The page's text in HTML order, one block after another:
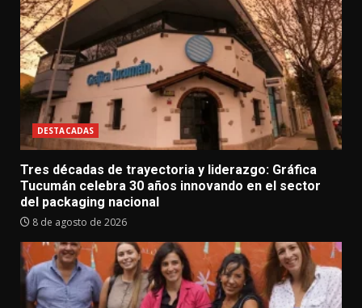
DESTACADAS
Tres décadas de trayectoria y liderazgo: Gráfica
Tucumán celebra 30 años innovando en el sector
del packaging nacional
8 de agosto de 2026